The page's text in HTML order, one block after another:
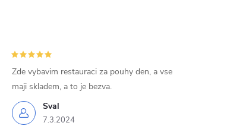
Sval
7.3.2024
Zde vybavim restauraci za pouhy den, a vse
maji skladem, a to je bezva.